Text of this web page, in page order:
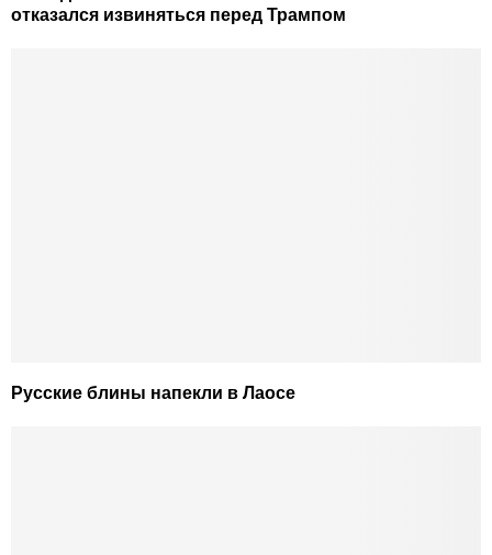
отказался извиняться перед Трампом
Русские блины напекли в Лаосе